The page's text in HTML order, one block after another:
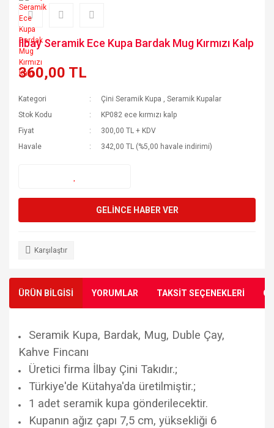
İlbay Seramik Ece Kupa Bardak Mug Kırmızı Kalp
360,00 TL
Kategori Çini Seramik Kupa ,Seramik Kupalar
Stok Kodu
KP082 ece kırmızı kalp
Fiyat
300,00 TL + KDV
Havale
342,00 TL (%5,00 havale indirimi)
GELİNCE HABER VER
Karşılaştır
ÜRÜN BİLGİSİ YORUMLAR TAKSİT SEÇENEKLERİ
Seramik Kupa, Bardak, Mug, Duble Çay,
Kahve Fincanı
Üretici firma İlbay Çini Takıdır.;
Türkiye'de Kütahya'da üretilmiştir.;
1 adet seramik kupa gönderilecektir.
Kupanın ağız çapı 7,5 cm, yüksekliği 6